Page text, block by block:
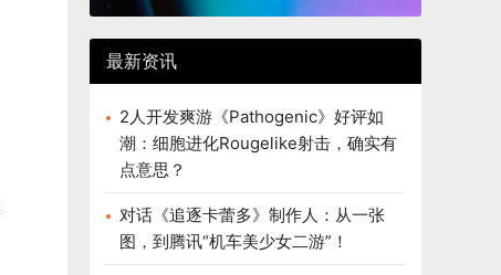
最新资讯
2人开发爽游《Pathogenic》好评如
潮：细胞进化Rougelike射击，确实有
点意思？
对话《追逐卡蕾多》制作人：从一张
图，到腾讯“机车美少女二游”！